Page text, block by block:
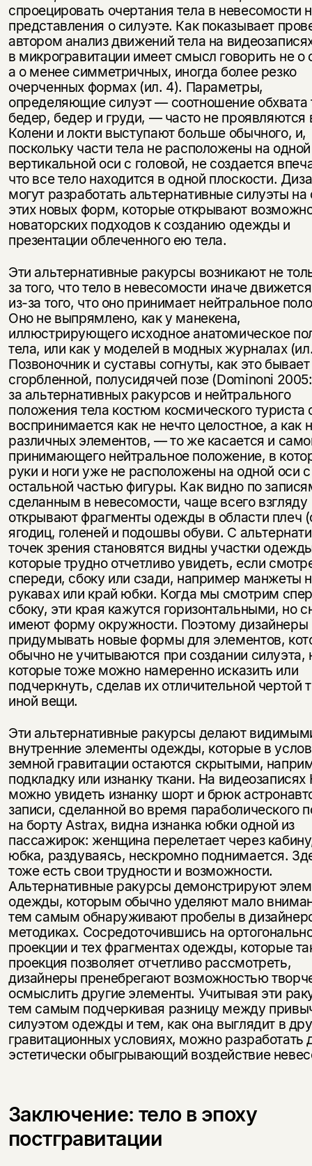
спроецировать очертания тела в невесомости
представления о силуэте. Как показывает
автором анализ движений тела на
в микрогравитации имеет смысл говорить не о
а о менее симметричных, иногда более резко
очерченных формах (ил. 4). Параметры,
определяющие силуэт — соотношение обхвата
бедер, бедер и груди, — часто не проявляются
Колени и локти выступают больше обычного, и,
поскольку части тела не расположены на одной
вертикальной оси с головой, не создается
что все тело находится в одной плоскости.
могут разработать альтернативные силуэты на
этих новых форм, которые открывают
новаторских подходов к созданию одежды и
презентации облеченного ею тела.
Эти альтернативные ракурсы возникают не
за того, что тело в невесомости иначе
из-за того, что оно принимает нейтральное
Оно не выпрямлено, как у манекена,
иллюстрирующего исходное анатомическое
тела, или как у моделей в модных журналах
Позвоночник и суставы согнуты, как это
сгорбленной, полусидячей позе (Dominoni
за альтернативных ракурсов и нейтрального
положения тела костюм космического туриста
воспринимается как не нечто целостное, а как
различных элементов, — то же касается и
принимающего нейтральное положение, в
руки и ноги уже не расположены на одной оси с
остальной частью фигуры. Как видно по
сделанным в невесомости, чаще всего взгляду
открывают фрагменты одежды в области плеч
ягодиц, голеней и подошвы обуви. С
точек зрения становятся видны участки
которые трудно отчетливо увидеть, если
спереди, сбоку или сзади, например манжеты
рукавах или край юбки. Когда мы смотрим
сбоку, эти края кажутся горизонтальными, но
имеют форму окружности. Поэтому дизайнеры
придумывать новые формы для элементов,
обычно не учитываются при создании силуэта,
которые тоже можно намеренно исказить или
подчеркнуть, сделав их отличительной чертой
иной вещи.
Эти альтернативные ракурсы делают
внутренние элементы одежды, которые в
земной гравитации остаются скрытыми,
подкладку или изнанку ткани. На
можно увидеть изнанку шорт и брюк
записи, сделанной во время параболического
на борту Astrax, видна изнанка юбки одной из
пассажирок: женщина перелетает через
юбка, раздуваясь, нескромно поднимается.
тоже есть свои трудности и возможности.
Альтернативные ракурсы демонстрируют
одежды, которым обычно уделяют мало
тем самым обнаруживают пробелы в
методиках. Сосредоточившись на
проекции и тех фрагментах одежды, которые
проекция позволяет отчетливо рассмотреть,
дизайнеры пренебрегают возможностью
осмыслить другие элементы. Учитывая эти
тем самым подчеркивая разницу между
силуэтом одежды и тем, как она выглядит в
гравитационных условиях, можно разработать
эстетически обыгрывающий воздействие
Заключение: тело в эпоху
постгравитации